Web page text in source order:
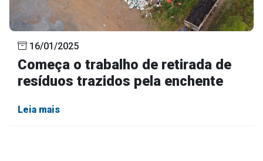
16/01/2025
Começa o trabalho de retirada de
resíduos trazidos pela enchente
Leia mais